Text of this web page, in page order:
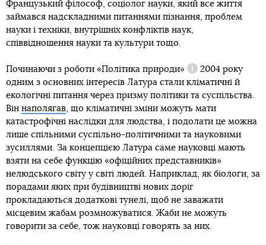
Французький філософ, соціолог науки, який все життя
займався надскладними питаннями пізнання, проблем
науки і техніки, внутрішніх конфліктів наук,
співвідношення науки та культури тощо.
Починаючи з роботи «Політика природи»
Довідка
2004 року
одним з основних інтересів Латура стали кліматичні й
екологічні питання через призму політики та суспільства.
Він наполягав, що кліматичні зміни можуть мати
катастрофічні наслідки для людства, і подолати це можна
лише спільними суспільно-політичними та науковими
зусиллями. За концепцією Латура саме науковці мають
взяти на себе функцію «офіційних представників»
нелюдського світу у світі людей. Наприклад, як біологи, за
порадами яких при будівництві нових доріг
прокладаються додаткові тунелі, щоб не заважати
місцевим жабам розмножуватися. Жаби не можуть
говорити за себе, тож науковці говорять за них.